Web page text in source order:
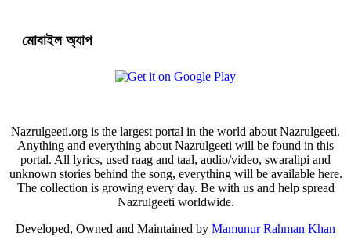
মোবাইল অ্যাপ
Nazrulgeeti.org is the largest portal in the world about Nazrulgeeti.
Anything and everything about Nazrulgeeti will be found in this
portal. All lyrics, used raag and taal, audio/video, swaralipi and
unknown stories behind the song, everything will be available here.
The collection is growing every day. Be with us and help spread
Nazrulgeeti worldwide.
Developed, Owned and Maintained by Mamunur Rahman Khan